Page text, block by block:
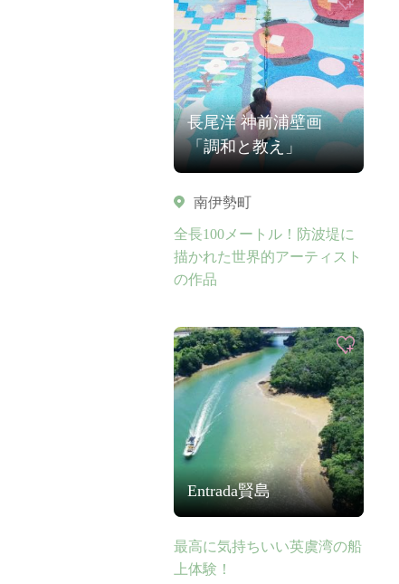
長尾洋 神前浦壁画
「調和と教え」
南伊勢町
全長100メートル！防波堤に
描かれた世界的アーティスト
の作品
Entrada賢島
最高に気持ちいい英虞湾の船
上体験！